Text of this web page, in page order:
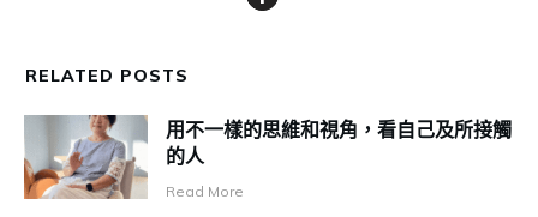
RELATED POSTS
用不一樣的思維和視角，看自己及所接觸
的人
Read More